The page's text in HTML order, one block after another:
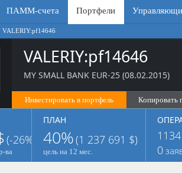
ПАММ-счета Портфели
VALERIY:pf14646
VALERIY:pf14646
МY SMALL BANK EUR-25 (08.02.2015)
Инвестировать в портфель Копировать
(-26%)
ва
ПЛАН
40%(1 237 691 $)
цель на 12 мес.
1134
0